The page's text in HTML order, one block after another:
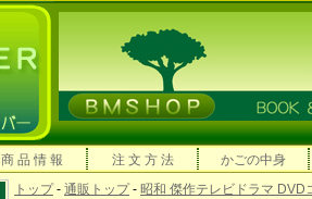
商 品 情 報 注 文 方 法 かごの中身
トップ- 通販トップ- 昭和 傑作テレビドラマ DVD